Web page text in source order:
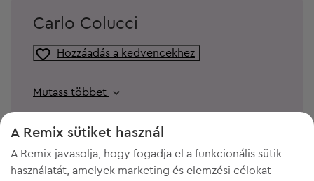
Carlo Colucci
Hozzáadás a kedvencekhez
Mutass többet
A Remix sütiket használ
A Remix javasolja, hogy fogadja el a funkcionális sütik
használatát, amelyek marketing és elemzési célokat